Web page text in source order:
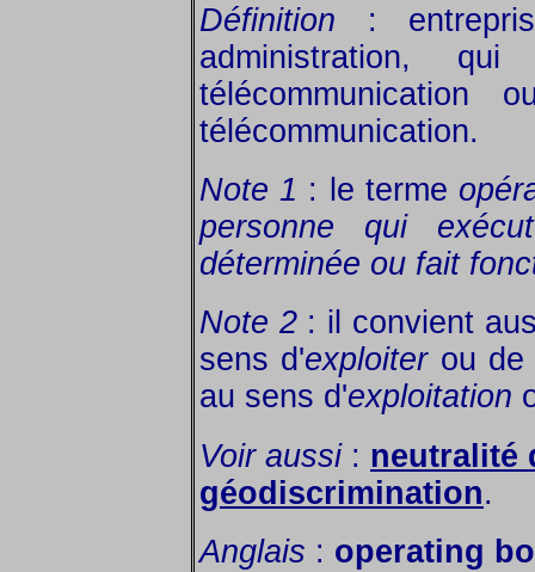
Définition :
administration,
télécommunication
télécommunication.
Note 1 : le terme
personne qui
déterminée ou fait
Note 2: il convient
sens d'exploiterou
au sens d'exploitation
Voir aussi: neutralité
géodiscrimination.
Anglais : operating